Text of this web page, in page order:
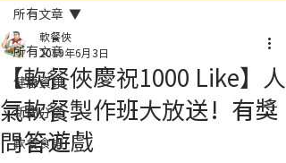
所有文章
健康資訊
新聞分享
軟餐食譜
所有文章
【軟餐俠慶祝1000 Like】人
氣軟餐製作班大放送！有獎
問答遊戲
軟餐俠
2019年6月3日